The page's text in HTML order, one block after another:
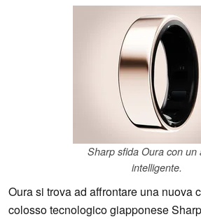
Sharp sfida Oura con un
intelligente.
Oura si trova ad affrontare una nuova
colosso tecnologico giapponese